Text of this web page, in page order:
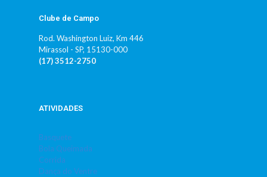
Clube de Campo
Rod. Washington Luiz, Km 446
Mirassol - SP, 15130-000
(17) 3512-2750
ATIVIDADES
Basquete
Bola Queimada
Corrida
Dança do Ventre